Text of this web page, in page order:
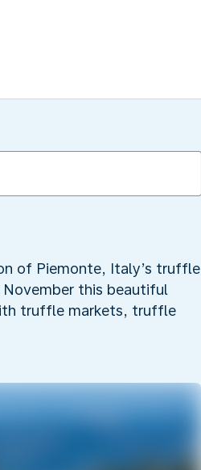
of Piemonte, Italy’s truffle
this beautiful
truffle markets, truffle